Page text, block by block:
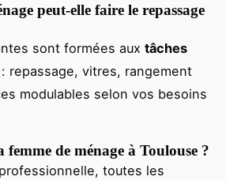
peut-elle faire le repassage
sont formées aux tâches
: repassage, vitres, rangement
modulables selon vos besoins
de ménage à Toulouse ?
toutes les